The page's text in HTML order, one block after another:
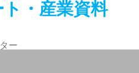
・産業資料
ー